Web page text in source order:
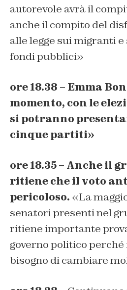
autorevole avrà il
anche il compito del
alle legge sui migranti
fondi pubblici»
ore 18.38 – Emma
momento, con le
si potranno
cinque partiti»
ore 18.35 – Anche il
ritiene che il voto
pericoloso. «La
senatori presenti nel
ritiene importante
governo politico perché
bisogno di cambiare